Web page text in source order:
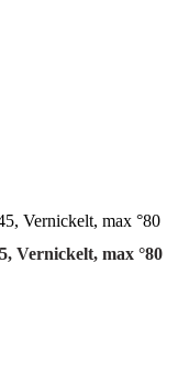
Vernickelt, max °80